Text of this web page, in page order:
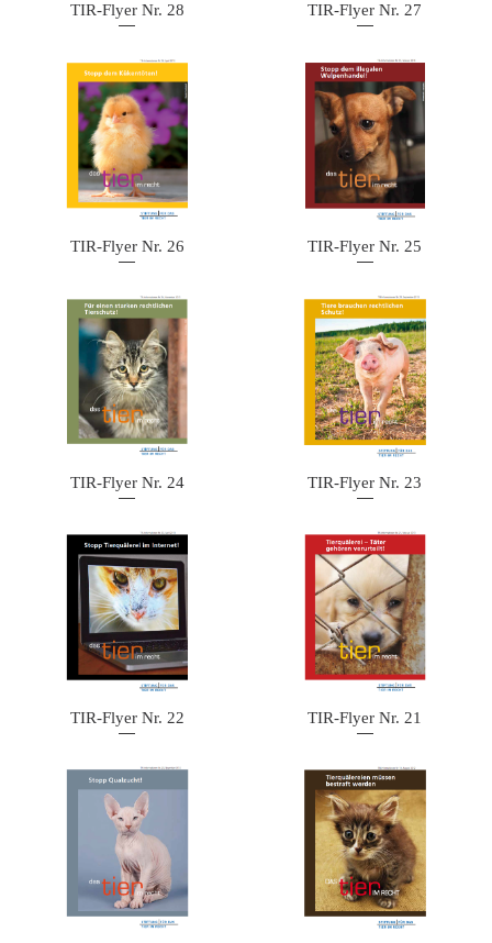
TIR-Flyer Nr. 28 TIR-Flyer Nr. 27
TIR-Flyer Nr. 26 TIR-Flyer Nr. 25
TIR-Flyer Nr. 24 TIR-Flyer Nr. 23
TIR-Flyer Nr. 22 TIR-Flyer Nr. 21